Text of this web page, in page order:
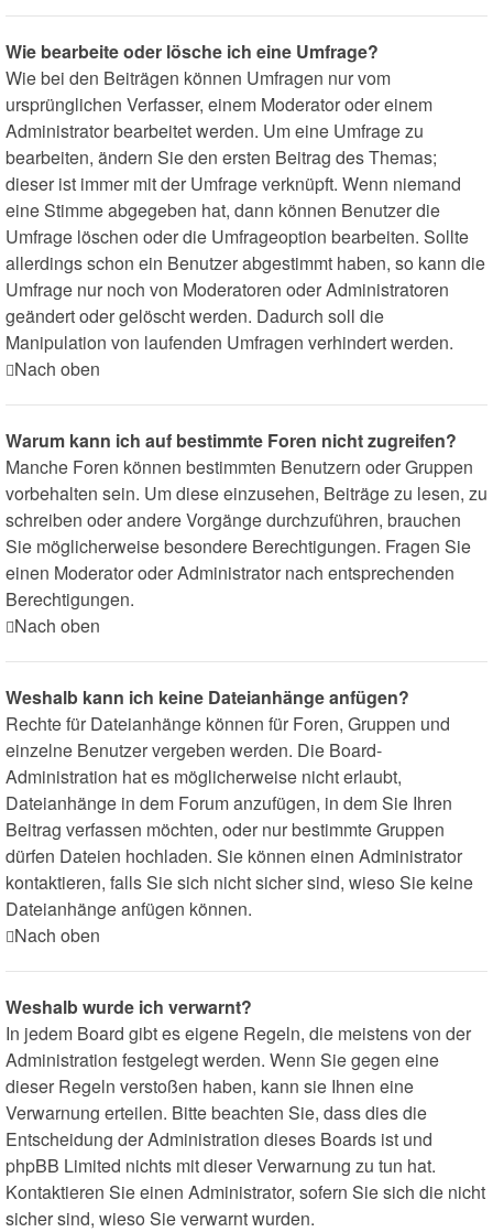
Wie bearbeite oder lösche ich eine Umfrage?
Wie bei den Beiträgen können Umfragen nur vom
ursprünglichen Verfasser, einem Moderator oder einem
Administrator bearbeitet werden. Um eine Umfrage zu
bearbeiten, ändern Sie den ersten Beitrag des Themas;
dieser ist immer mit der Umfrage verknüpft. Wenn niemand
eine Stimme abgegeben hat, dann können Benutzer die
Umfrage löschen oder die Umfrageoption bearbeiten. Sollte
allerdings schon ein Benutzer abgestimmt haben, so kann die
Umfrage nur noch von Moderatoren oder Administratoren
geändert oder gelöscht werden. Dadurch soll die
Manipulation von laufenden Umfragen verhindert werden.
Nach oben
Warum kann ich auf bestimmte Foren nicht zugreifen?
Manche Foren können bestimmten Benutzern oder Gruppen
vorbehalten sein. Um diese einzusehen, Beiträge zu lesen, zu
schreiben oder andere Vorgänge durchzuführen, brauchen
Sie möglicherweise besondere Berechtigungen. Fragen Sie
einen Moderator oder Administrator nach entsprechenden
Berechtigungen.
Nach oben
Weshalb kann ich keine Dateianhänge anfügen?
Rechte für Dateianhänge können für Foren, Gruppen und
einzelne Benutzer vergeben werden. Die Board-
Administration hat es möglicherweise nicht erlaubt,
Dateianhänge in dem Forum anzufügen, in dem Sie Ihren
Beitrag verfassen möchten, oder nur bestimmte Gruppen
dürfen Dateien hochladen. Sie können einen Administrator
kontaktieren, falls Sie sich nicht sicher sind, wieso Sie keine
Dateianhänge anfügen können.
Nach oben
Weshalb wurde ich verwarnt?
In jedem Board gibt es eigene Regeln, die meistens von der
Administration festgelegt werden. Wenn Sie gegen eine
dieser Regeln verstoßen haben, kann sie Ihnen eine
Verwarnung erteilen. Bitte beachten Sie, dass dies die
Entscheidung der Administration dieses Boards ist und
phpBB Limited nichts mit dieser Verwarnung zu tun hat.
Kontaktieren Sie einen Administrator, sofern Sie sich die nicht
sicher sind, wieso Sie verwarnt wurden.